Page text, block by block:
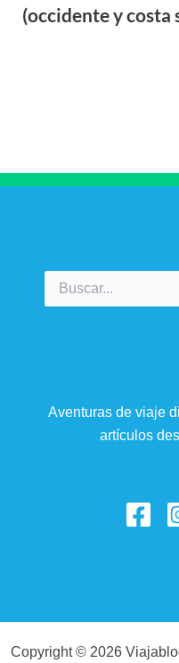
(occidente y costa
por:
Aventuras de viaje
artículos
Copyright © 2026